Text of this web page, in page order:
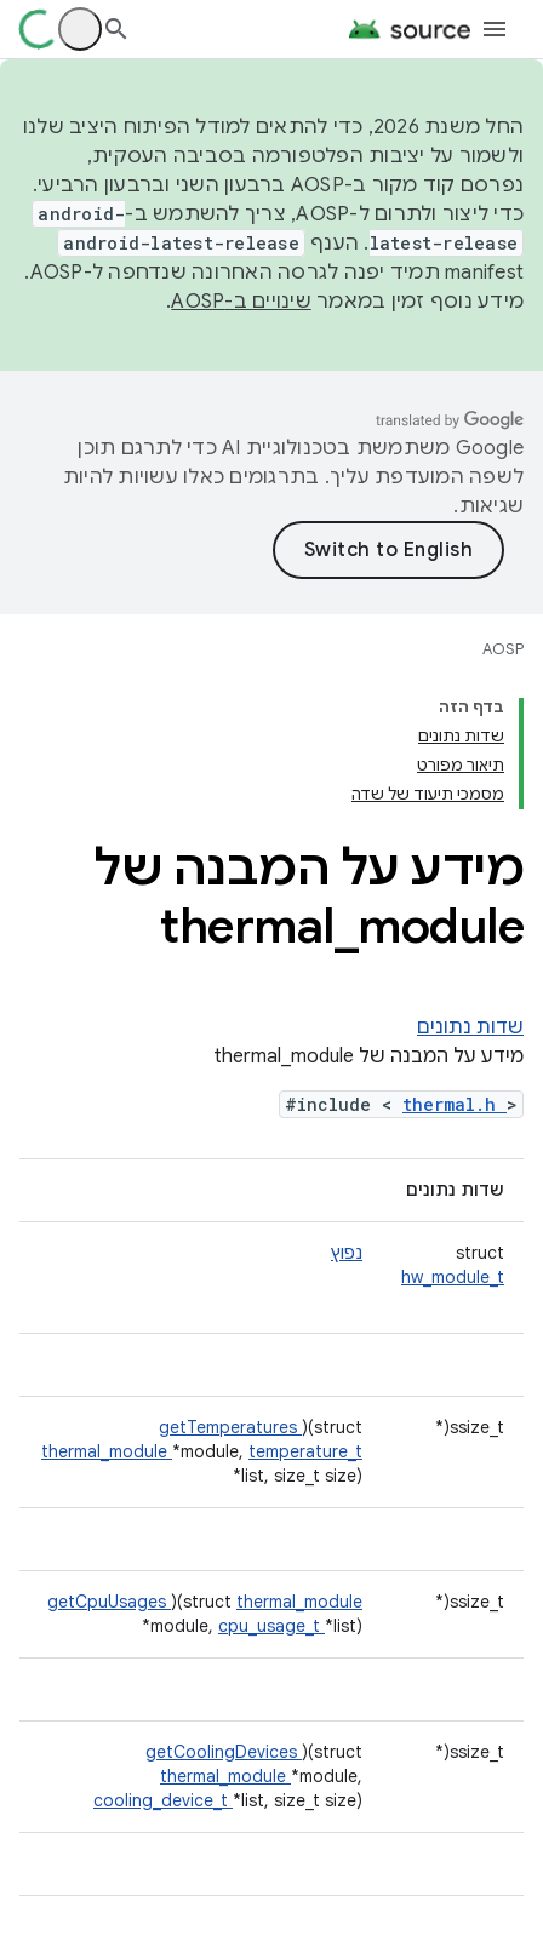
החל משנת 2026, כדי להתאים למודל הפיתוח היציב שלנו
ולשמור על יציבות הפלטפורמה בסביבה העסקית,
נפרסם קוד מקור ב-AOSP ברבעון השני וברבעון הרביעי.
כדי ליצור ולתרום ל-AOSP, צריך להשתמש ב-
android-
latest-release. הענף android-latest-release
manifest תמיד יפנה לגרסה האחרונה שנדחפה ל-AOSP.
מידע נוסף זמין במאמר שינויים ב-AOSP .
‫Google משתמשת בטכנולוגיית AI כדי לתרגם תוכן
לשפה המועדפת עליך. בתרגומים כאלו עשויות להיות
שגיאות.
AOSP
בדף הזה
שדות נתונים
תיאור מפורט
מסמכי תיעוד של שדה
מידע על המבנה של
thermal module
שדות נתונים
מידע על המבנה של thermal_module
#include < thermal.h >
שדות נתונים
struct
hw_module_t
נפוץ
ssize_t(*
getTemperatures )(struct
thermal_module *module, temperature_t
*list, size_t size)
ssize_t(*
getCpuUsages )(struct thermal_module
*module, cpu_usage_t *list)
ssize_t(*
getCoolingDevices )(struct
thermal_module *module,
cooling_device_t *list, size_t size)